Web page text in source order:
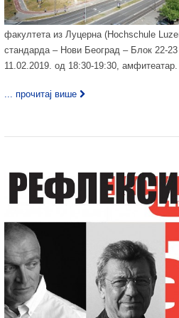
факултета из Луцерна (Hochschule
стандарда – Нови Београд – Блок 22-
11.02.2019. од 18:30-19:30, амфитеатар.
... прочитај више